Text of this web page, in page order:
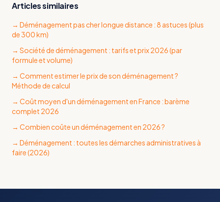
Articles similaires
→ Déménagement pas cher longue distance : 8 astuces (plus
de 300 km)
→ Société de déménagement : tarifs et prix 2026 (par
formule et volume)
→ Comment estimer le prix de son déménagement ?
Méthode de calcul
→ Coût moyen d'un déménagement en France : barème
complet 2026
→ Combien coûte un déménagement en 2026 ?
→ Déménagement : toutes les démarches administratives à
faire (2026)